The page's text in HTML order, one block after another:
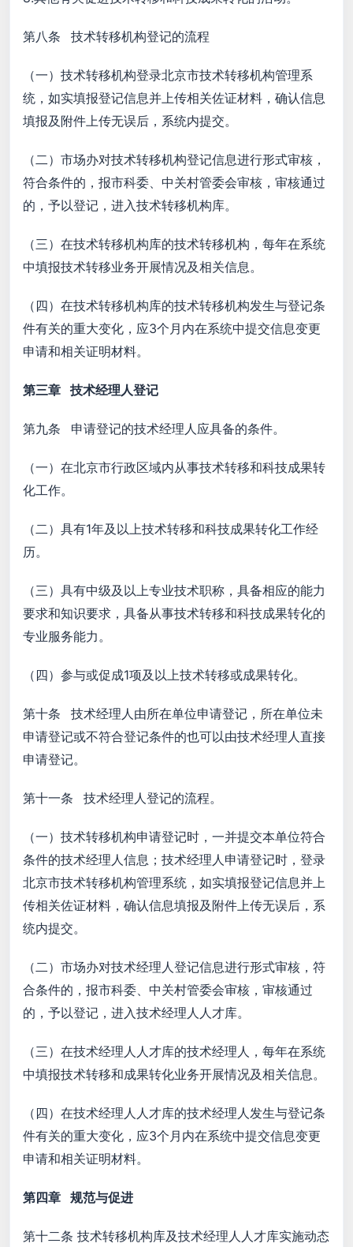
第八条 技术转移机构登记的流程
（一）技术转移机构登录北京市技术转移机构管理系
统，如实填报登记信息并上传相关佐证材料，确认信息
填报及附件上传无误后，系统内提交。
（二）市场办对技术转移机构登记信息进行形式审核，
符合条件的，报市科委、中关村管委会审核，审核通过
的，予以登记，进入技术转移机构库。
（三）在技术转移机构库的技术转移机构，每年在系统
中填报技术转移业务开展情况及相关信息。
（四）在技术转移机构库的技术转移机构发生与登记条
件有关的重大变化，应3个月内在系统中提交信息变更
申请和相关证明材料。
第三章 技术经理人登记
第九条 申请登记的技术经理人应具备的条件。
（一）在北京市行政区域内从事技术转移和科技成果转
化工作。
（二）具有1年及以上技术转移和科技成果转化工作经
历。
（三）具有中级及以上专业技术职称，具备相应的能力
要求和知识要求，具备从事技术转移和科技成果转化的
专业服务能力。
（四）参与或促成1项及以上技术转移或成果转化。
第十条 技术经理人由所在单位申请登记，所在单位未
申请登记或不符合登记条件的也可以由技术经理人直接
申请登记。
第十一条 技术经理人登记的流程。
（一）技术转移机构申请登记时，一并提交本单位符合
条件的技术经理人信息；技术经理人申请登记时，登录
北京市技术转移机构管理系统，如实填报登记信息并上
传相关佐证材料，确认信息填报及附件上传无误后，系
统内提交。
（二）市场办对技术经理人登记信息进行形式审核，符
合条件的，报市科委、中关村管委会审核，审核通过
的，予以登记，进入技术经理人人才库。
（三）在技术经理人人才库的技术经理人，每年在系统
中填报技术转移和成果转化业务开展情况及相关信息。
（四）在技术经理人人才库的技术经理人发生与登记条
件有关的重大变化，应3个月内在系统中提交信息变更
申请和相关证明材料。
第四章 规范与促进
第十二条 技术转移机构库及技术经理人人才库实施动态